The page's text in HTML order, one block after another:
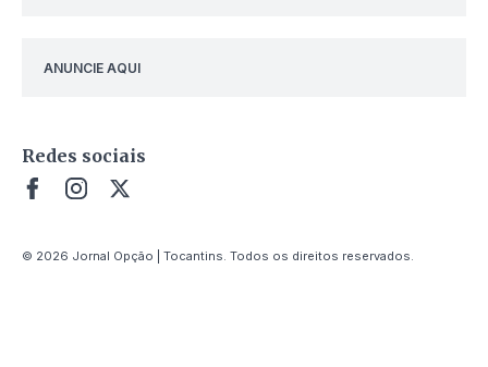
ANUNCIE AQUI
Redes sociais
© 2026 Jornal Opção | Tocantins. Todos os direitos reservados.